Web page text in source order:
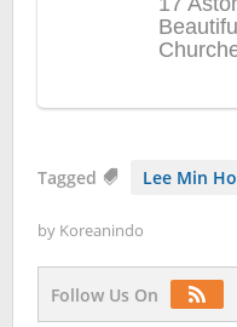
Tagged Lee Min Ho
by Koreanindo
Follow Us On